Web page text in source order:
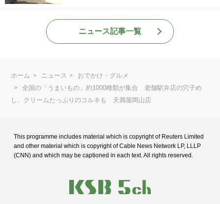
ニュース記事一覧
ホーム ニュース
おでかけ・グルメ
全国の「うまいもの」約1000種類が集合 老舗駅弁店の穴子め
し、クリームたっぷりのコルネも 天満屋岡山店
This programme includes material which is copyright of Reuters Limited
and other material which is copyright of Cable News Network LP, LLLP
(CNN) and which may be captioned in each text. All rights reserved.